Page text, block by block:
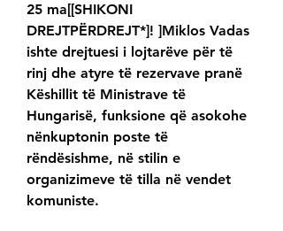
25 ma[[SHIKONI
DREJTPËRDREJT*]! ]Miklos Vadas
ishte drejtuesi i lojtarëve për të
rinj dhe atyre të rezervave pranë
Këshillit të Ministrave të
Hungarisë, funksione që asokohe
nënkuptonin poste të
rëndësishme, në stilin e
organizimeve të tilla në vendet
komuniste.